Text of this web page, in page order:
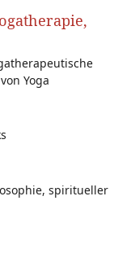
Yoga
spiritueller